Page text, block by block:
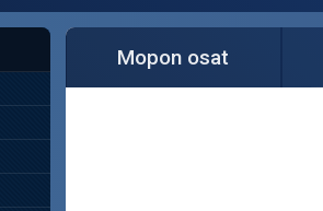
Mopon osat